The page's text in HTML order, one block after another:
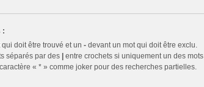
:
doit être trouvé et un -devant un mot qui doit être exclu.
séparés par des
entre crochets si uniquement un des mots
« * » comme joker pour des recherches partielles.